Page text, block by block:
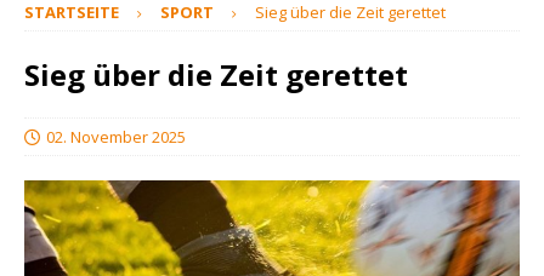
STARTSEITE SPORT Sieg über die Zeit gerettet
Sieg über die Zeit gerettet
02. November 2025